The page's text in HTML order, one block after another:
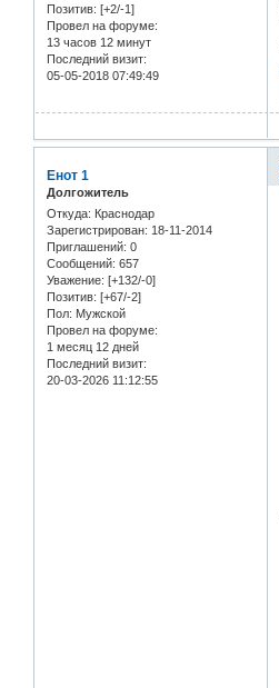
Позитив: [+2/-1]
Провел на форуме:
13 часов 12 минут
Последний визит:
05-05-2018 07:49:49
Енот 1
Долгожитель
Откуда: Краснодар
Зарегистрирован: 18-11-2014
Приглашений: 0
Сообщений: 657
Уважение: [+132/-0]
Позитив: [+67/-2]
Пол: Мужской
Провел на форуме:
1 месяц 12 дней
Последний визит:
20-03-2026 11:12:55